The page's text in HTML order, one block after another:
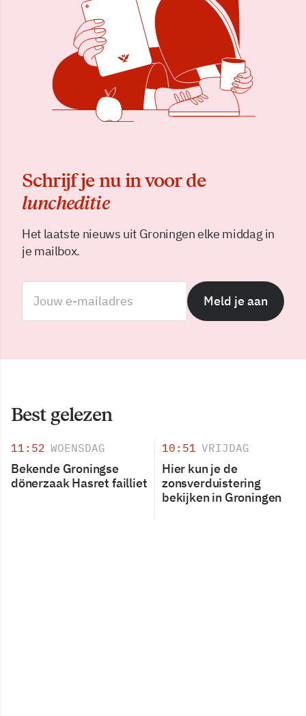
Schrijf je nu in voor de
luncheditie
Het laatste nieuws uit Groningen elke middag in
je mailbox.
Meld je aan
Best gelezen
11:52 WOENSDAG
Bekende Groningse
dönerzaak Hasret failliet
10:51 VRIJDAG
Hier kun je de
zonsverduistering
bekijken in Groningen